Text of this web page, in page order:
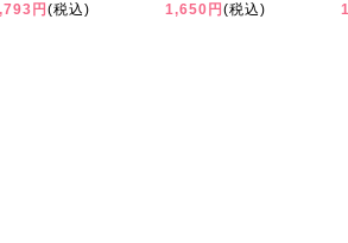
円 (税込)
1,650円 (税込)